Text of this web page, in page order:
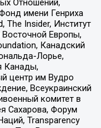
Отношений,
имени Генриха
The Insider, Институт
Европы,
Канадский
Лорье,
Канады,
центр им Вудро
Всеукраинский
комитет в
Сахарова, Форум
Transparеncy